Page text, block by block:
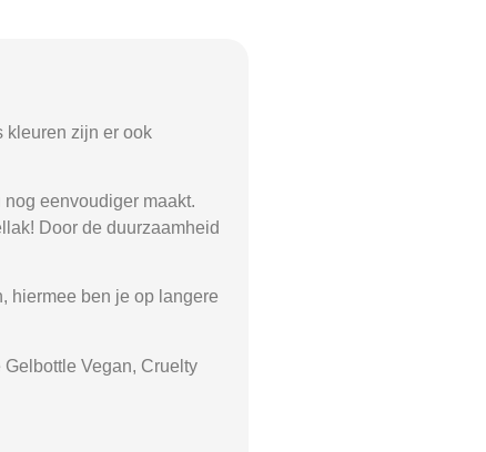
kleuren zijn er ook
eenvoudiger maakt.
Door de duurzaamheid
hiermee ben je op langere
Vegan, Cruelty